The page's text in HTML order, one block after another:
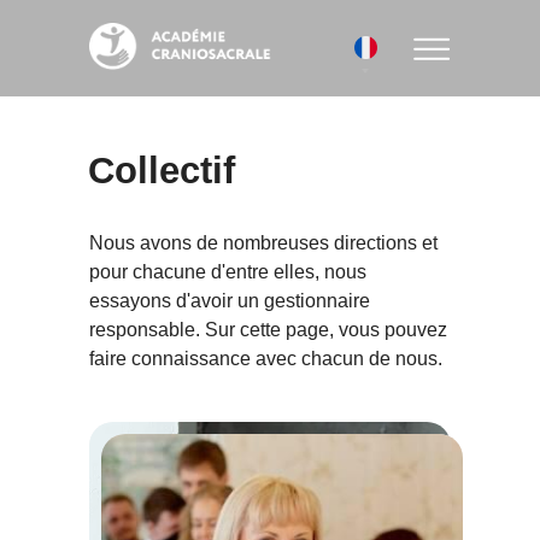
Collectif
Nous avons de nombreuses directions et
pour chacune d'entre elles, nous
essayons d'avoir un gestionnaire
responsable. Sur cette page, vous pouvez
faire connaissance avec chacun de nous.